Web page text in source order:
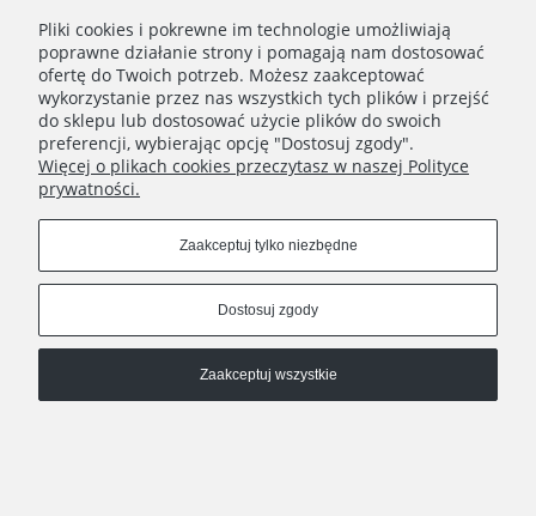
Zapisując się do Newslettera wyrażasz zgodę na
przetwarzanie Twoich danych osobowych zgodnie z
Polityką prywatności oraz otrzymywanie drogą
elektroniczną informacji handlowej zgodnie z
Regulaminem Newslettera.
Pliki cookies i pokrewne im technologie umożliwiają
poprawne działanie strony i pomagają nam dostosować
ofertę do Twoich potrzeb. Możesz zaakceptować
wykorzystanie przez nas wszystkich tych plików i przejść
do sklepu lub dostosować użycie plików do swoich
preferencji, wybierając opcję "Dostosuj zgody".
Więcej o plikach cookies przeczytasz w naszej Polityce
prywatności.
Zaakceptuj tylko niezbędne
Dostosuj zgody
Zaakceptuj wszystkie